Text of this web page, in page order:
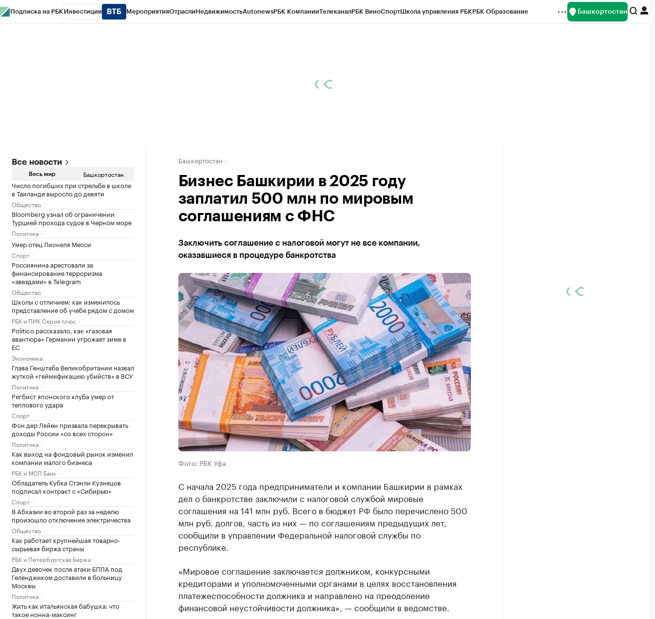
Подписка на РБК Инвестиции МероприятияОтраслиНедвижимостьAutonewsРБК КомпанииТелеканалРБК ВиноСпортШкола управления РБКРБК Образование Башкортостан
Все новости
Весь мир Башкортостан
Число погибших при стрельбе в школе
в Таиланде выросло до девяти
Общество
Bloomberg узнал об ограничении
Турцией прохода судов в Черном море
Политика
Умер отец Лионеля Месси
Спорт
Россиянина арестовали за
финансирование терроризма
«звездами» в Telegram
Общество
Школы с отличием: как изменилось
представление об учебе рядом с домом
РБК и ПИК Серия плюс
Politico рассказало, как «газовая
авантюра» Германии угрожает зиме в
ЕС
Экономика
Глава Генштаба Великобритании назвал
жуткой «геймификацию убийств» в ВСУ
Политика
Регбист японского клуба умер от
теплового удара
Спорт
Фон дер Ляйен призвала перекрывать
доходы России «со всех сторон»
Политика
Как выход на фондовый рынок изменил
компании малого бизнеса
РБК и МСП Банк
Обладатель Кубка Стэнли Кузнецов
подписал контракт с «Сибирью»
Спорт
В Абхазии во второй раз за неделю
произошло отключение электричества
Общество
Как работает крупнейшая товарно-
сырьевая биржа страны
РБК и Петербургская Биржа
Двух девочек после атаки БПЛА под
Геленджиком доставили в больницу
Москвы
Политика
Жить как итальянская бабушка: что
такое нонна-максинг
Башкортостан
Бизнес Башкирии в 2025 году
заплатил 500 млн по мировым
соглашениям с ФНС
Заключить соглашение с налоговой могут не все компании,
оказавшиеся в процедуре банкротства
Фото: РБК Уфа
С начала 2025 года предприниматели и компании Башкирии в рамках
дел о банкротстве заключили с налоговой службой мировые
соглашения на 141 млн руб. Всего в бюджет РФ было перечислено 500
млн руб. долгов, часть из них — по соглашениям предыдущих лет,
сообщили в управлении Федеральной налоговой службы по
республике.
«Мировое соглашение заключается должником, конкурсными
кредиторами и уполномоченными органами в целях восстановления
платежеспособности должника и направлено на преодоление
финансовой неустойчивости должника», — сообщили в ведомстве.